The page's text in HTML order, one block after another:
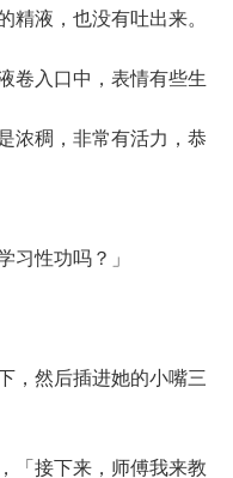
精液，也没有吐出来。
入口中，表情有些生
浓稠，非常有活力，恭
性功吗？」
然后插进她的小嘴三
接下来，师傅我来教